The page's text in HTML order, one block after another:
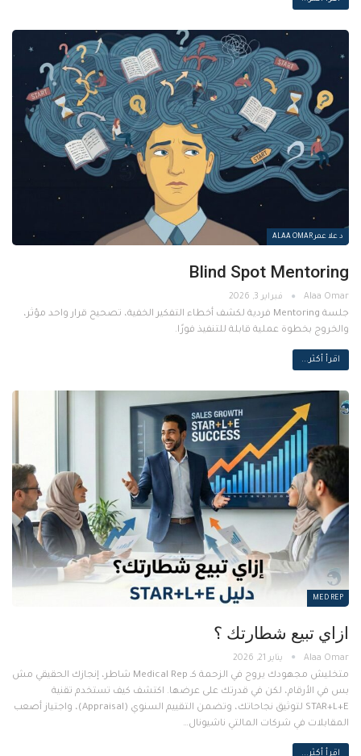
د علا عمر ALAA OMAR
Blind Spot Mentoring
فبراير 3, 2026
جلسة Mentoring فردية لكشف أخطاء التفكير الخفية، تصحيح قرار واحد مؤثر،
والخروج بخطوة عملية قابلة للتنفيذ فورًا.
اقرأ أكثر...
MED REP
ازاي تبيع شطارتك ؟
يناير 21, 2026
متخليش مجهودك يروح في الزحمة كـ Medical Rep شاطر، إنجازك الحقيقي مش
بس في الأرقام، لكن في قدرتك على عرضها. اكتشف كيف تستخدم تقنية
STAR+L+E لتوثيق نجاحاتك، وتضمن التقييم السنوي (Appraisal)، واجتياز أصعب
المقابلات في شركات المالتي ناشيونال…
اقرأ أكثر...